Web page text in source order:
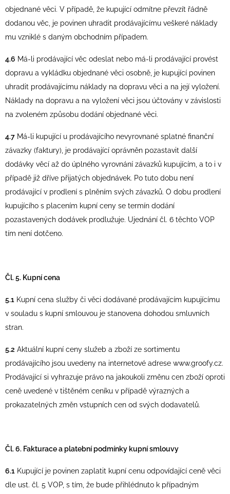
objednané věci. V případě, že kupující odmítne převzít řádně
dodanou věc, je povinen uhradit prodávajícímu veškeré náklady
mu vzniklé s daným obchodním případem.
4.6 Má-li prodávající věc odeslat nebo má-li prodávající provést
dopravu a vykládku objednané věci osobně, je kupující povinen
uhradit prodávajícímu náklady na dopravu věci a na její vyložení.
Náklady na dopravu a na vyložení věci jsou účtovány v závislosti
na zvoleném způsobu dodání objednané věci.
4.7 Má-li kupující u prodávajícího nevyrovnané splatné finanční
závazky (faktury), je prodávající oprávněn pozastavit další
dodávky věcí až do úplného vyrovnání závazků kupujícím, a to i v
případě již dříve přijatých objednávek. Po tuto dobu není
prodávající v prodlení s plněním svých závazků. O dobu prodlení
kupujícího s placením kupní ceny se termín dodání
pozastavených dodávek prodlužuje. Ujednání čl. 6 těchto VOP
tím není dotčeno.
Čl. 5. Kupní cena
5.1 Kupní cena služby či věci dodávané prodávajícím kupujícímu
v souladu s kupní smlouvou je stanovena dohodou smluvních
stran.
5.2 Aktuální kupní ceny služeb a zboží ze sortimentu
prodávajícího jsou uvedeny na internetové adrese www.groofy.cz.
Prodávající si vyhrazuje právo na jakoukoli změnu cen zboží oproti
ceně uvedené v tištěném ceníku v případě výrazných a
prokazatelných změn vstupních cen od svých dodavatelů.
Čl. 6. Fakturace a platební podmínky kupní smlouvy
6.1 Kupující je povinen zaplatit kupní cenu odpovídající ceně věci
dle ust. čl. 5 VOP, s tím, že bude přihlédnuto k případným